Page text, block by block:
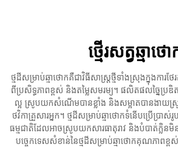
ថ្មើរសត្វឆ្មាថ
ថ្មដីសម្រាប់ឆ្មាថោក​គឺជាវិធីសាស្ត្រថ្មីទាំងស្រុង​ក្នុងការថ
ពី​ប្រសិទ្ធភាពខ្ពស់ និងតម្លៃសមរម្យ។ ផលិតផលច្នៃប្រឌិត
ល្អ ស្រូបយកសំណើមបានខ្លាំង និង​សម្អាត​បាន​ងា
ថវិកាគ្រួសារអ្នក។ ថ្មដីសម្រាប់ឆ្មាថោក​ទំនើប​ប្រើប្រាស់​រូ
ធម្មជាតិ​ដែល​អាច​ស្រូបយក​សារធាតុរាវ និង​បំបាត់​ក្លិន​
បច្ចេកទេសសំខាន់នៃ​ថ្មដីសម្រាប់ឆ្មាថោក​គុណភាពខ្